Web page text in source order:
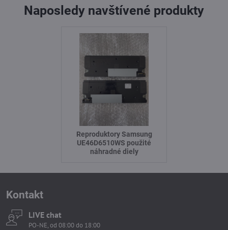
Naposledy navštívené produkty
Reproduktory Samsung
UE46D6510WS použité
náhradné diely
Kontakt
LIVE chat
PO-NE, od 08:00 do 18:00